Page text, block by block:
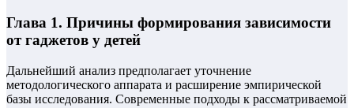
Глава 1. Причины формирования зависимости
от гаджетов у детей
Дальнейший анализ предполагает уточнение
методологического аппарата и расширение эмпирической
базы исследования. Современные подходы к рассматриваемой